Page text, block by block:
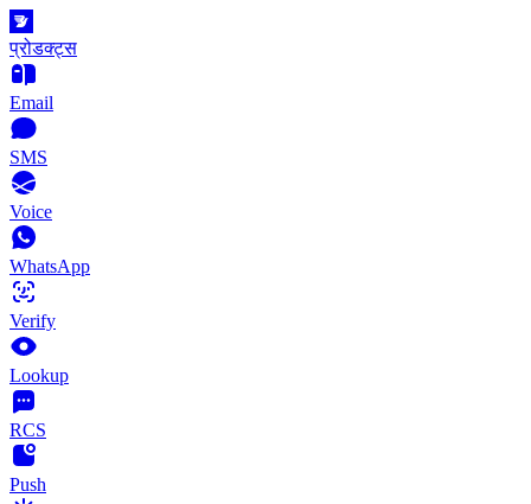
प्रोडक्ट्स
Email
SMS
Voice
WhatsApp
Verify
Lookup
RCS
Push